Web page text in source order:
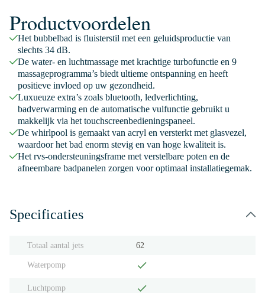
Productvoordelen
Het bubbelbad is fluisterstil met een geluidsproductie van
slechts 34 dB.
De water- en luchtmassage met krachtige turbofunctie en 9
massageprogramma’s biedt ultieme ontspanning en heeft
positieve invloed op uw gezondheid.
Luxueuze extra’s zoals bluetooth, ledverlichting,
badverwarming en de automatische vulfunctie gebruikt u
makkelijk via het touchscreenbedieningspaneel.
De whirlpool is gemaakt van acryl en versterkt met glasvezel,
waardoor het bad enorm stevig en van hoge kwaliteit is.
Het rvs-ondersteuningsframe met verstelbare poten en de
afneembare badpanelen zorgen voor optimaal installatiegemak.
Specificaties
Totaal aantal jets 62
Waterpomp
Luchtpomp